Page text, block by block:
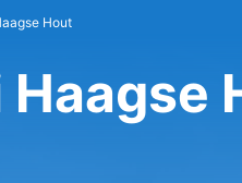
Hout